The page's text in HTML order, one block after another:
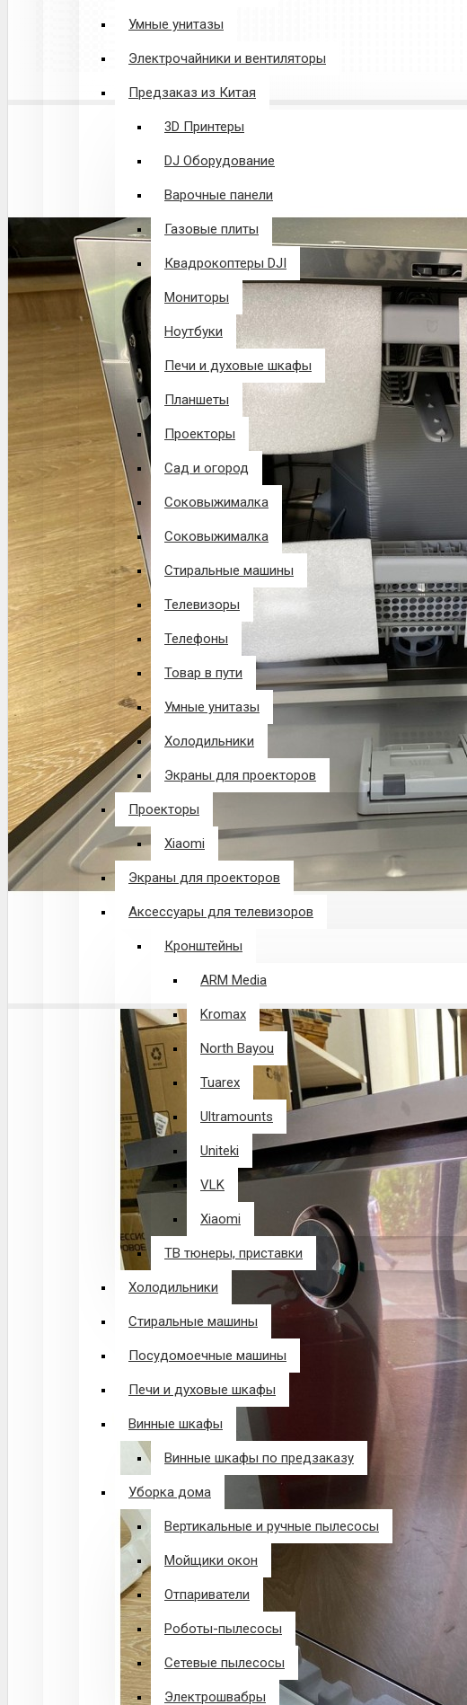
Умные унитазы
Электрочайники и вентиляторы
Предзаказ из Китая
3D Принтеры
DJ Оборудование
Варочные панели
Газовые плиты
Квадрокоптеры DJI
Мониторы
Ноутбуки
Печи и духовые шкафы
Планшеты
Проекторы
Сад и огород
Соковыжималка
Соковыжималка
Стиральные машины
Телевизоры
Телефоны
Товар в пути
Умные унитазы
Холодильники
Экраны для проекторов
Проекторы
Xiaomi
Экраны для проекторов
Аксессуары для телевизоров
Кронштейны
ARM Media
Kromax
North Bayou
Tuarex
Ultramounts
Uniteki
VLK
Xiaomi
ТВ тюнеры, приставки
Холодильники
Стиральные машины
Посудомоечные машины
Печи и духовые шкафы
Винные шкафы
Винные шкафы по предзаказу
Уборка дома
Вертикальные и ручные пылесосы
Мойщики окон
Отпариватели
Роботы-пылесосы
Сетевые пылесосы
Электрошвабры